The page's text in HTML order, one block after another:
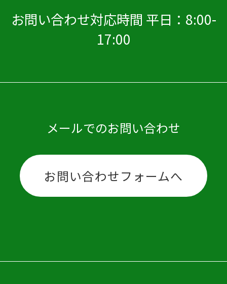
お問い合わせ対応時間 平日：8:00-
17:00
メールでのお問い合わせ
お問い合わせフォームへ